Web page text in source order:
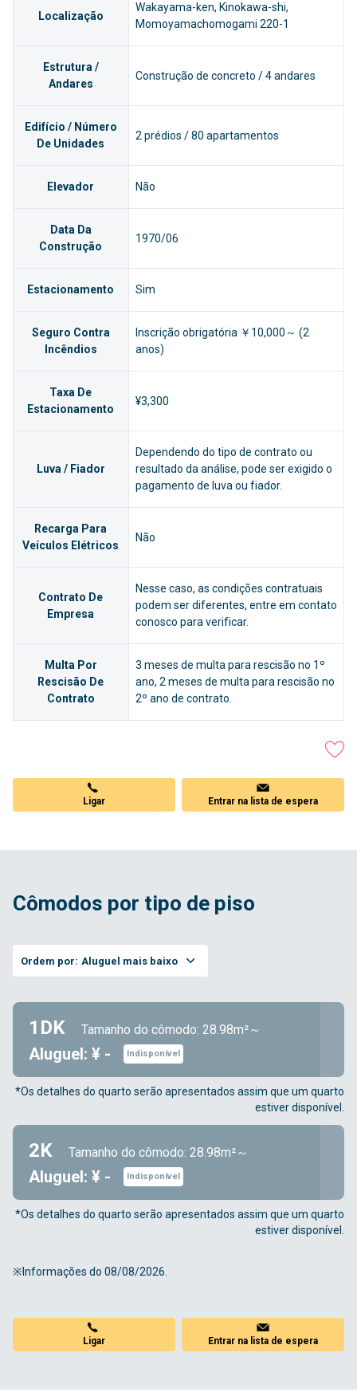
Localização
Wakayama-ken, Kinokawa-shi,
Momoyamachomogami 220-1
Estrutura /
Andares
Construção de concreto / 4 andares
Edifício / Número
De Unidades
2 prédios / 80 apartamentos
Elevador Não
Data Da
Construção
1970/06
Estacionamento Sim
Seguro Contra
Incêndios
Inscrição obrigatória ￥10,000～ (2
anos)
Taxa De
Estacionamento
¥3,300
Luva / Fiador
Dependendo do tipo de contrato ou
resultado da análise, pode ser exigido o
pagamento de luva ou fiador.
Recarga Para
Veículos Elétricos
Não
Contrato De
Empresa
Nesse caso, as condições contratuais
podem ser diferentes, entre em contato
conosco para verificar.
Multa Por
Rescisão De
Contrato
3 meses de multa para rescisão no 1º
ano, 2 meses de multa para rescisão no
2º ano de contrato.
Ligar Entrar na lista de espera
Cômodos por tipo de piso
Ordem por: Aluguel mais baixo
1DK Tamanho do cômodo: 28.98m²～
Aluguel: ¥ - Indisponível
*Os detalhes do quarto serão apresentados assim que um quarto
estiver disponível.
2K Tamanho do cômodo: 28.98m²～
Aluguel: ¥ - Indisponível
*Os detalhes do quarto serão apresentados assim que um quarto
estiver disponível.
※Informações do 08/08/2026.
Ligar Entrar na lista de espera